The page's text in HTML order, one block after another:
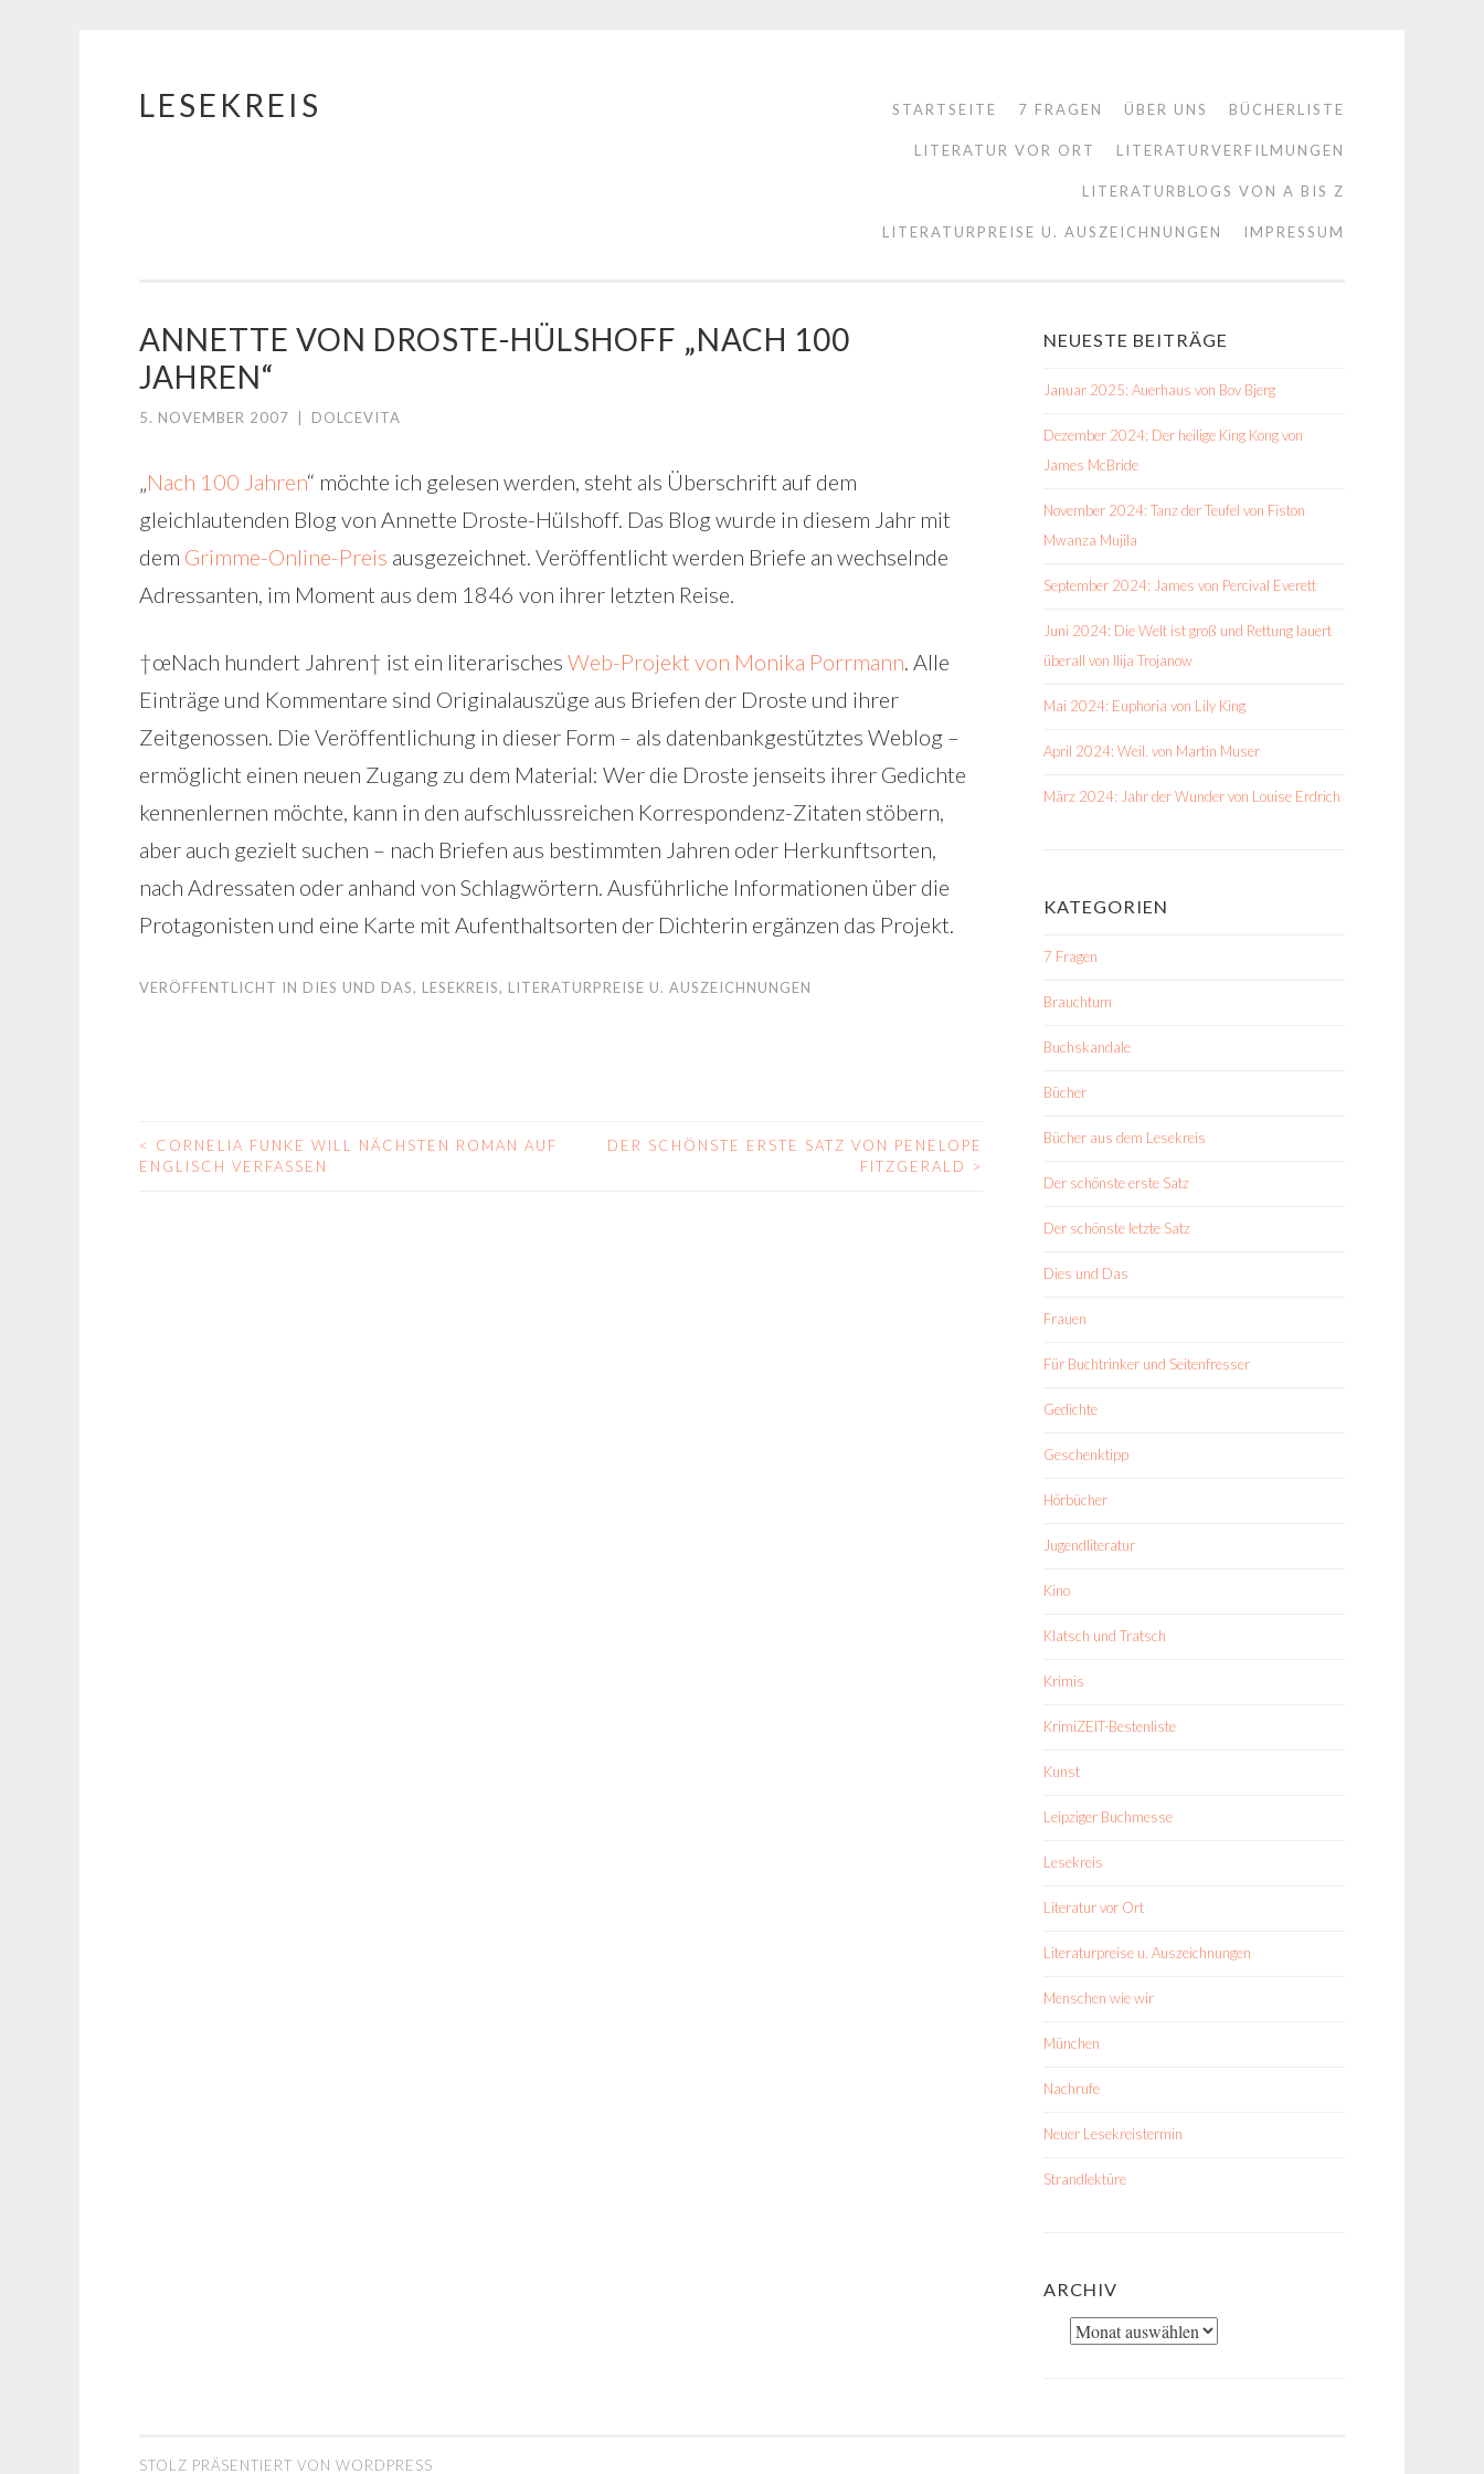
Springe
LESEKREIS STARTSEITE 7 FRAGEN ÜBER UNS BÜCHERLISTE
LITERATUR VOR ORT LITERATURVERFILMUNGEN
LITERATURBLOGS VON A BIS Z
LITERATURPREISE U. AUSZEICHNUNGEN IMPRESSUM
ANNETTE VON DROSTE-HÜLSHOFF „NACH 100
JAHREN“
5. NOVEMBER 2007 DOLCEVITA
„Nach 100 Jahren“ möchte ich gelesen werden, steht als Überschrift auf dem
gleichlautenden Blog von Annette Droste-Hülshoff. Das Blog wurde in diesem Jahr mit
dem Grimme-Online-Preis ausgezeichnet. Veröffentlicht werden Briefe an wechselnde
Adressanten, im Moment aus dem 1846 von ihrer letzten Reise.
†œNach hundert Jahren† ist ein literarisches Web-Projekt von Monika Porrmann. Alle
Einträge und Kommentare sind Originalauszüge aus Briefen der Droste und ihrer
Zeitgenossen. Die Veröffentlichung in dieser Form – als datenbankgestütztes Weblog –
ermöglicht einen neuen Zugang zu dem Material: Wer die Droste jenseits ihrer Gedichte
kennenlernen möchte, kann in den aufschlussreichen Korrespondenz-Zitaten stöbern,
aber auch gezielt suchen – nach Briefen aus bestimmten Jahren oder Herkunftsorten,
nach Adressaten oder anhand von Schlagwörtern. Ausführliche Informationen über die
Protagonisten und eine Karte mit Aufenthaltsorten der Dichterin ergänzen das Projekt.
VERÖFFENTLICHT IN DIES UND DAS, LESEKREIS, LITERATURPREISE U. AUSZEICHNUNGEN
BEITRAGS-
<
CORNELIA FUNKE WILL NÄCHSTEN ROMAN AUF
ENGLISCH VERFASSEN
DER SCHÖNSTE ERSTE SATZ VON PENELOPE
FITZGERALD >
NEUESTE BEITRÄGE
Januar 2025: Auerhaus von Bov Bjerg
Dezember 2024: Der heilige King Kong von
James McBride
November 2024: Tanz der Teufel von Fiston
Mwanza Mujila
September 2024: James von Percival Everett
Juni 2024: Die Welt ist groß und Rettung lauert
überall von Ilija Trojanow
Mai 2024: Euphoria von Lily King
April 2024: Weil. von Martin Muser
März 2024: Jahr der Wunder von Louise Erdrich
KATEGORIEN
7 Fragen
Brauchtum
Buchskandale
Bücher
Bücher aus dem Lesekreis
Der schönste erste Satz
Der schönste letzte Satz
Dies und Das
Frauen
Für Buchtrinker und Seitenfresser
Gedichte
Geschenktipp
Hörbücher
Jugendliteratur
Kino
Klatsch und Tratsch
Krimis
KrimiZEIT-Bestenliste
Kunst
Leipziger Buchmesse
Lesekreis
Literatur vor Ort
Literaturpreise u. Auszeichnungen
Menschen wie wir
München
Nachrufe
Neuer Lesekreistermin
Strandlektüre
ARCHIV
Archiv
STOLZ PRÄSENTIERT VON WORDPRESS